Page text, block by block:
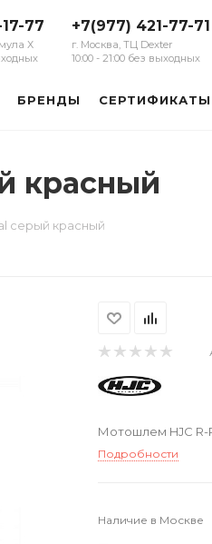
77
Х
+7(977) 421-77-71
г. Москва, ТЦ Dexter
10:00 - 21:00 без выходных
БРЕНДЫ СЕРТИФИКАТЫ
красный
серый красный
Мотошлем HJC R-
Подробности
Наличие в Москве